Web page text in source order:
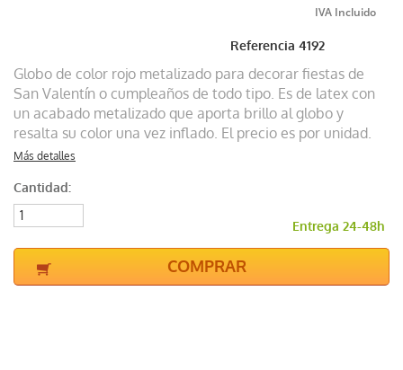
Referencia4192
Globo de color rojo metalizado para decorar fiestas de
San Valentín o cumpleaños de todo tipo. Es de latex con
un acabado metalizado que aporta brillo al globo y
resalta su color una vez inflado. El precio es por unidad.
Más detalles
Cantidad:
Entrega 24-48h
COMPRAR